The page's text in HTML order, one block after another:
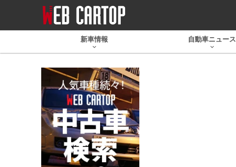
新車情報 自動車ニュース